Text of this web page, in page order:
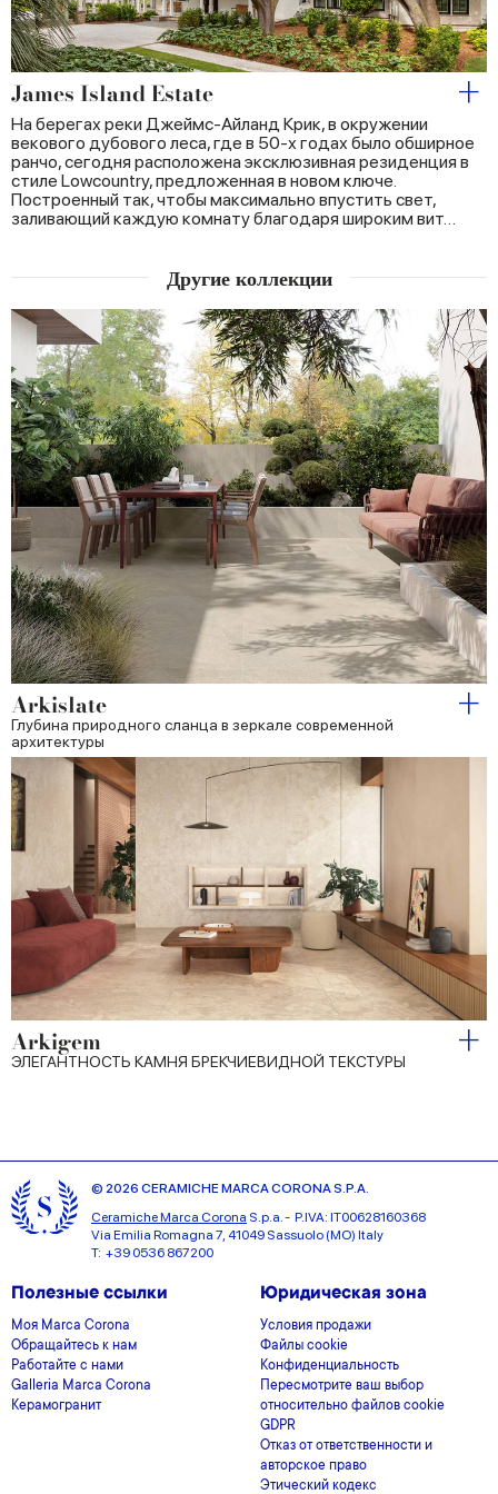
our social media, advertising and analytics partners who
may combine it with other information that you’ve
provided to them or that they’ve collected from your use
of their services.
James Island Estate
На берегах реки Джеймс-Айланд Крик, в окружении
векового дубового леса, где в 50-х годах было обширное
ранчо, сегодня расположена эксклюзивная резиденция в
стиле Lowcountry, предложенная в новом ключе.
Построенный так, чтобы максимально впустить свет,
заливающий каждую комнату благодаря широким вит…
Другие коллекции
Arkislate
Глубина природного сланца в зеркале современной
архитектуры
Arkigem
ЭЛЕГАНТНОСТЬ КАМНЯ БРЕКЧИЕВИДНОЙ ТЕКСТУРЫ
© 2026 CERAMICHE MARCA CORONA S.P.A.
Ceramiche Marca Corona S.p.a. - P.IVA: IT00628160368
Via Emilia Romagna 7, 41049 Sassuolo (MO) Italy
T: +39 0536 867200
Полезные ссылки
Моя Marca Corona
Обращайтесь к нам
Работайте с нами
Galleria Marca Corona
Керамогранит
Юридическая зона
Условия продажи
Файлы cookie
Конфиденциальность
Пересмотрите ваш выбор
относительно файлов cookie
GDPR
Отказ от ответственности и
авторское право
Этический кодекс